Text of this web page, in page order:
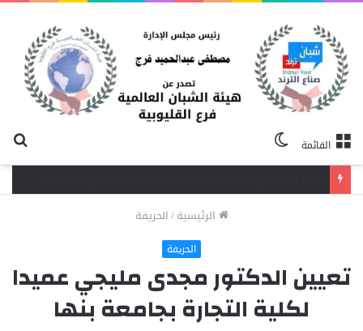
القائمة
المظلم
الرئيسية/الحريفة
الحريفة
تعيين الدكتور مجدى مليجي عميدا
لكلية التجارة بجامعة بنها